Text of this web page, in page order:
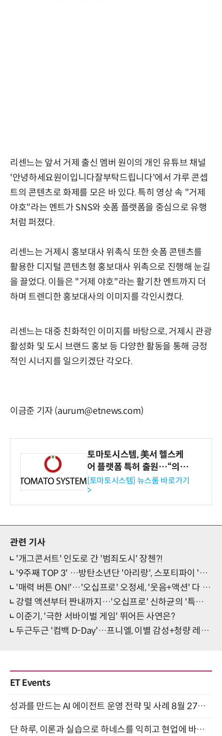
리센느는 앞서 거제 출신 멤버 원이의 개인 유튜브 채널
'안녕하세요원이입니다잘부탁드립니다'에서 갸루 콘셉
트의 콘텐츠로 화제를 모은 바 있다. 특히 영상 속 "거제
야호"라는 멘트가 SNS와 숏폼 플랫폼을 중심으로 유행
처럼 퍼졌다.
리센느는 거제시 홍보대사 위촉식 또한 숏폼 콘텐츠를
활용한 디지털 콘텐츠형 홍보대사 위촉으로 진행해 눈길
을 끌었다. 이들은 "거제 야호"라는 활기찬 멘트까지 더
하며 트렌디한 홍보대사의 이미지를 각인시켰다.
리센느는 대중 친화적인 이미지를 바탕으로, 거제시 관광
활성화 및 도시 브랜드 홍보 등 다양한 활동을 통해 긍정
적인 시너지를 일으키겠단 각오다.
이금준 기자 (aurum@etnews.com)
토마토시스템, 美서 헬스케
어 플랫폼 특허 출원…“의료
기관·보험사 공략”
[토마토시스템] 뉴스룸 바로가기
>
관련 기사
'개그콘서트' 인도로 간 '범죄도시' 장첸?!
'9주째 TOP 3' …방탄소년단 '아리랑', 스포티파이 '점령'
'매력 버튼 ON!'…'오십프로' 오정세, '웃음+액션' 다 잡았다
강렬 액션부터 짠내까지…'오십프로' 신하균의 '특별 변신'
이준기, '극한 서바이벌 게임' 뛰어든 사연은?
두근두근 '컴백 D-Day'…프니엘, 이별 감성+청량 레트로 'IDKI'
ET Events
성과를 만드는 AI 에이전트 운영 전략 및 사례 8월 27일 개최
단 하루, 이론과 실습으로 하네스를 익히고 현업에 바로 쓰는 핸즈온 워크숍 (8/20)